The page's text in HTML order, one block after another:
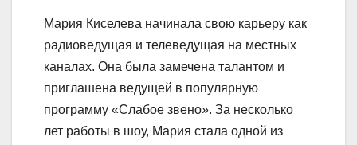
Мария Киселева начинала свою карьеру как
радиоведущая и телеведущая на местных
каналах. Она была замечена талантом и
приглашена ведущей в популярную
программу «Слабое звено». За несколько
лет работы в шоу, Мария стала одной из